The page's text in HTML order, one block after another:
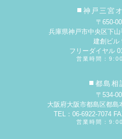
神戸三宮
〒650-
兵庫県神戸市中央区下
建創ビル
フリーダイヤル
営業時間：
都島相
〒534-
大阪府大阪市都島区都島
TEL：06-6922-7074
営業時間：